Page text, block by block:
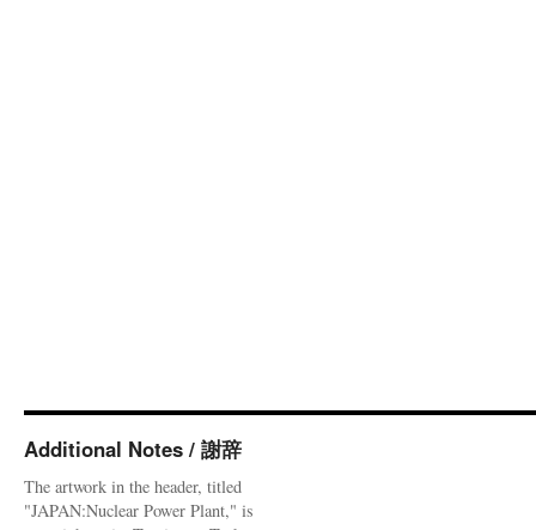
Additional Notes / 謝辞
The artwork in the header, titled
"JAPAN:Nuclear Power Plant," is